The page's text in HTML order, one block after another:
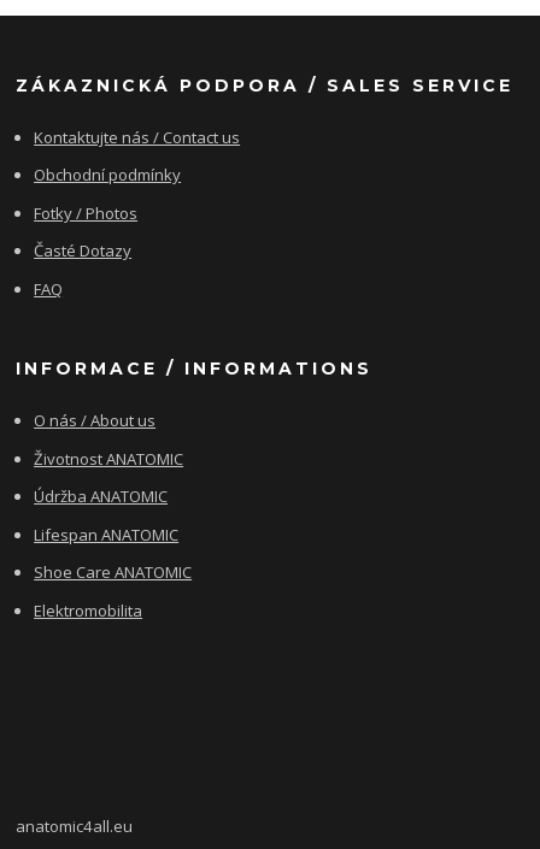
ZÁKAZNICKÁ PODPORA / SALES SERVICE
Kontaktujte nás / Contact us
Obchodní podmínky
Fotky / Photos
Časté Dotazy
FAQ
INFORMACE / INFORMATIONS
O nás / About us
Životnost ANATOMIC
Údržba ANATOMIC
Lifespan ANATOMIC
Shoe Care ANATOMIC
Elektromobilita
anatomic4all.eu